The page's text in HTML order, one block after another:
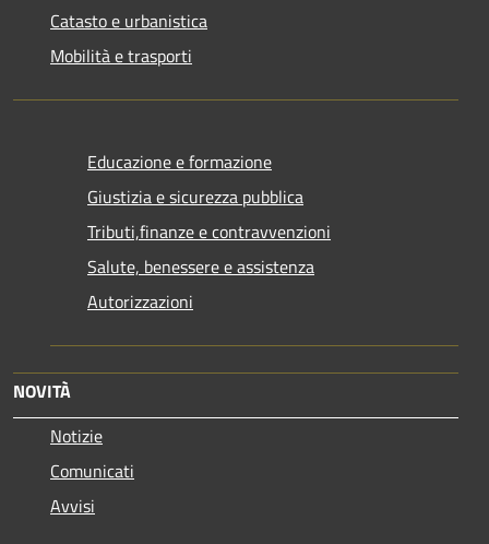
Catasto e urbanistica
Mobilità e trasporti
Educazione e formazione
Giustizia e sicurezza pubblica
Tributi,finanze e contravvenzioni
Salute, benessere e assistenza
Autorizzazioni
NOVITÀ
Notizie
Comunicati
Avvisi